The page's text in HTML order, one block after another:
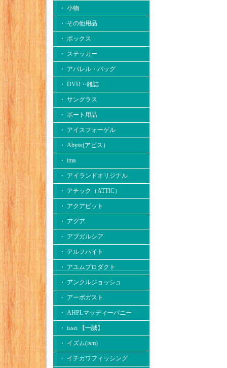
・ 小物
・ その他用品
・ ボックス
・ ステッカー
・ アパレル・バッグ
・ DVD・雑誌
・ サングラス
・ ボート用品
・ アイスフォーゲル
・ Abyss(アビス）
・ ima
・ アイランドオリジナル
・ アチック（ATTIC）
・ アクアビット
・ アグア
・ アブガルシア
・ アルフハイト
・ アユムプロダクト
・ アンクルジョッシュ
・ アーボガスト
・ AHPLマッディーバニー
・ issei 【一誠】
・ イズム(ism)
・ イチカワフィッシング